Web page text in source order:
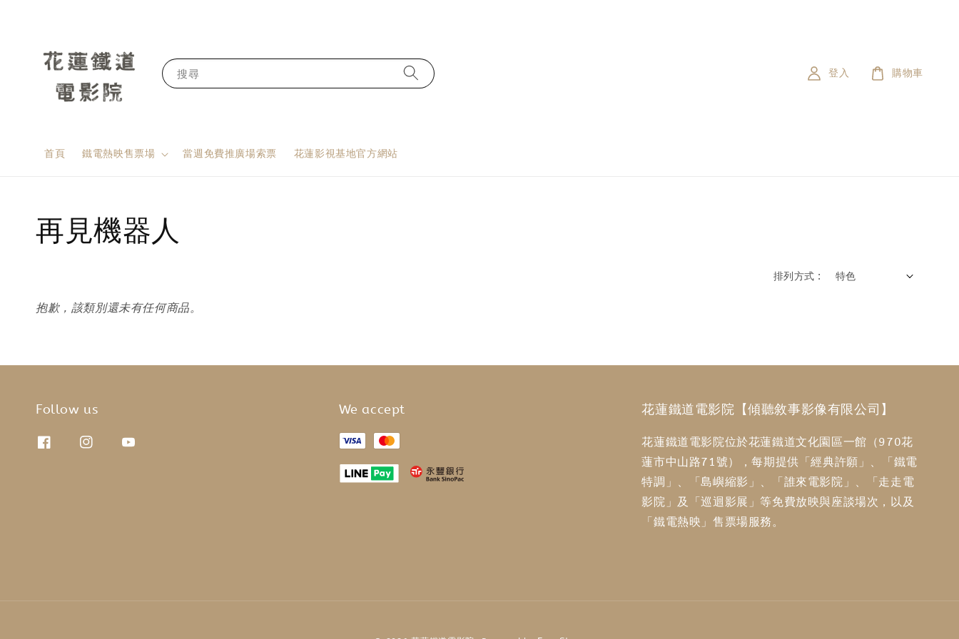
搜尋
首頁 鐵電熱映售票場 當週免費推廣場索票 花蓮影視基地官方網站
登入 購物車
再見機器人
排列方式 :
抱歉，該類別還未有任何商品。
Follow us We accept 花蓮鐵道電影院【傾聽敘事影像有限公司】
花蓮鐵道電影院位於花蓮鐵道文化園區一館（970花
蓮市中山路71號），每期提供「經典許願」、「鐵電
特調」、「島嶼縮影」、「誰來電影院」、「走走電
影院」及「巡迴影展」等免費放映與座談場次，以及
「鐵電熱映」售票場服務。